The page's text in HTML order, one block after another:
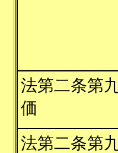
法第二条第
価
法第二条第